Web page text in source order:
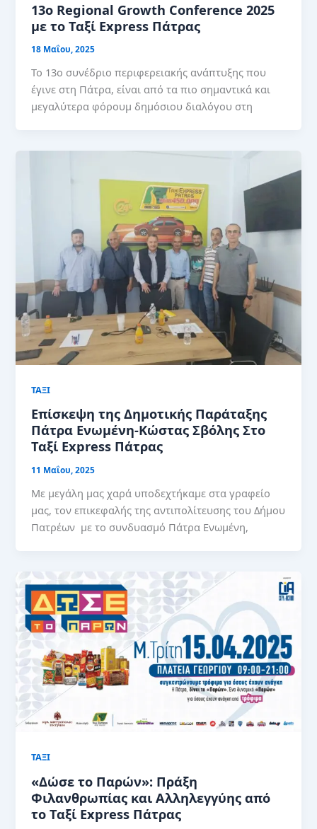
13ο Regional Growth Conference 2025
με το Ταξί Express Πάτρας
18 Μαΐου, 2025
Το 13ο συνέδριο περιφερειακής ανάπτυξης που
έγινε στη Πάτρα, είναι από τα πιο σημαντικά και
μεγαλύτερα φόρουμ δημόσιου διαλόγου στη
ΤΑΞΙ
Επίσκεψη της Δημοτικής Παράταξης
Πάτρα Ενωμένη-Κώστας Σβόλης Στο
Ταξί Express Πάτρας
11 Μαΐου, 2025
Με μεγάλη μας χαρά υποδεχτήκαμε στα γραφείο
μας, τον επικεφαλής της αντιπολίτευσης του Δήμου
Πατρέων με το συνδυασμό Πάτρα Ενωμένη,
ΤΑΞΙ
«Δώσε το Παρών»: Πράξη
Φιλανθρωπίας και Αλληλεγγύης από
το Ταξί Express Πάτρας